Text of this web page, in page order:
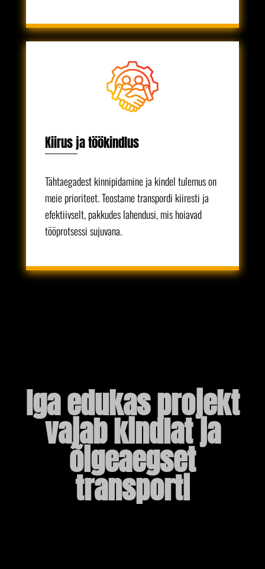
Kiirus ja töökindlus
Tähtaegadest kinnipidamine ja kindel tulemus on
meie prioriteet. Teostame transpordi kiiresti ja
efektiivselt, pakkudes lahendusi, mis hoiavad
tööprotsessi sujuvana.
Iga edukas projekt
vajab kindlat ja
õigeaegset
transporti